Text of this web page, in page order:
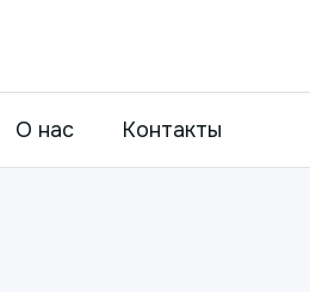
О нас Контакты